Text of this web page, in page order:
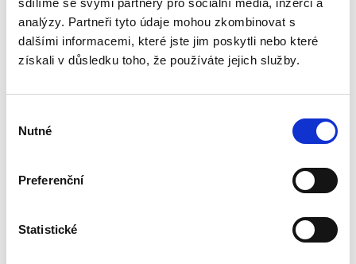
sdílíme se svými partnery pro sociální média, inzerci a
analýzy. Partneři tyto údaje mohou zkombinovat s
dalšími informacemi, které jste jim poskytli nebo které
získali v důsledku toho, že používáte jejich služby.
souhlasu
Nutné
Preferenční
Statistické
Proměny
soukromého práva
490,00 Kč